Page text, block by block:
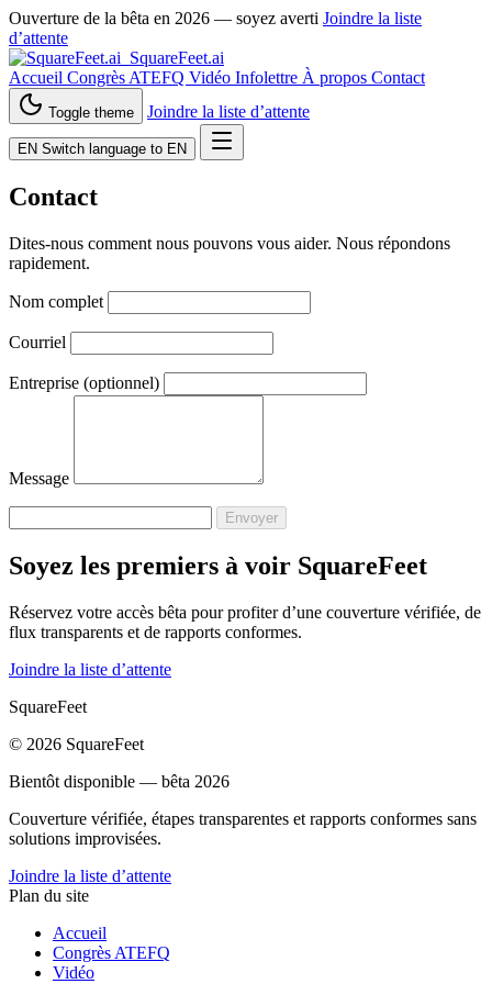
Ouverture de la bêta en 2026 — soyez averti Joindre la liste
d’attente
SquareFeet.ai
Accueil Congrès ATEFQ Vidéo Infolettre À propos Contact
Toggle theme Joindre la liste d’attente
EN Switch language to EN
Contact
Dites‑nous comment nous pouvons vous aider. Nous répondons
rapidement.
Nom complet
Courriel
Entreprise (optionnel)
Message
Envoyer
Soyez les premiers à voir SquareFeet
Réservez votre accès bêta pour profiter d’une couverture vérifiée, de
flux transparents et de rapports conformes.
Joindre la liste d’attente
SquareFeet
© 2026 SquareFeet
Bientôt disponible — bêta 2026
Couverture vérifiée, étapes transparentes et rapports conformes sans
solutions improvisées.
Joindre la liste d’attente
Plan du site
Accueil
Congrès ATEFQ
Vidéo